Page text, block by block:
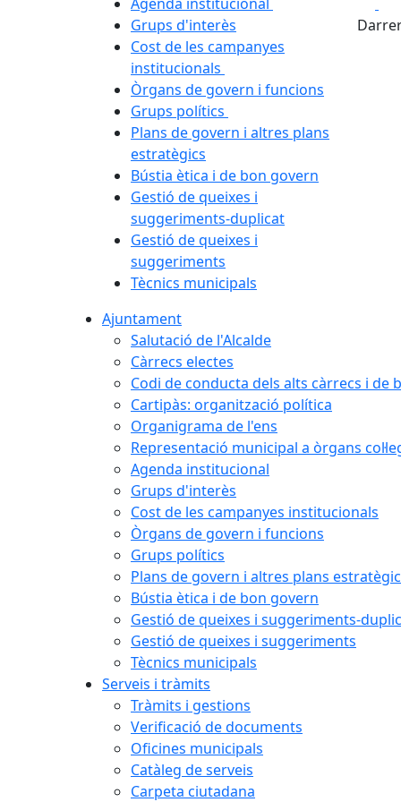
Grups d'interès
Cost de les campanyes
institucionals
Òrgans de govern i funcions
Grups polítics
Plans de govern i altres plans
estratègics
Bústia ètica i de bon govern
Gestió de queixes i
suggeriments-duplicat
Gestió de queixes i
suggeriments
Tècnics municipals
Ajuntament
Salutació de l'Alcalde
Càrrecs electes
Codi de conducta dels alts càrrecs i de
Cartipàs: organització política
Organigrama de l'ens
Representació municipal a òrgans
Agenda institucional
Grups d'interès
Cost de les campanyes institucionals
Òrgans de govern i funcions
Grups polítics
Plans de govern i altres plans
Bústia ètica i de bon govern
Gestió de queixes i suggeriments-
Gestió de queixes i suggeriments
Tècnics municipals
Serveis i tràmits
Tràmits i gestions
Verificació de documents
Oficines municipals
Catàleg de serveis
Carpeta ciutadana